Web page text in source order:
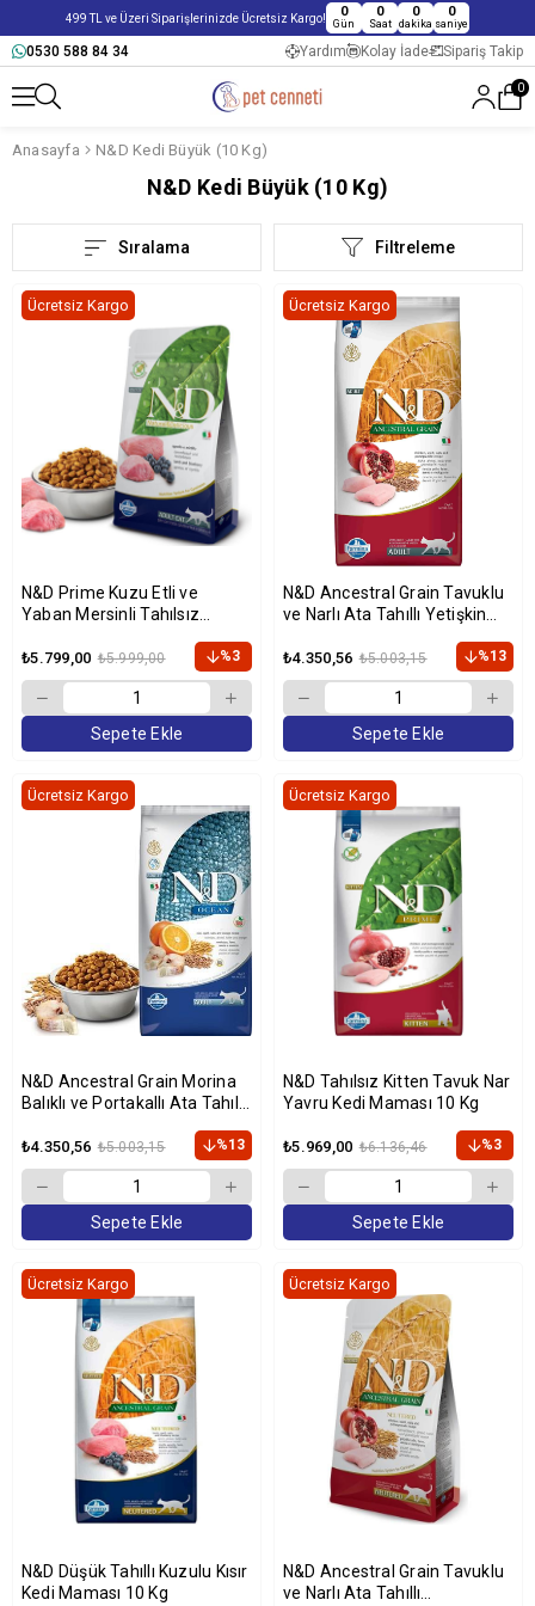
499 TL ve Üzeri Siparişlerinizde Ücretsiz Kargo! 0
Gün
0
Saat
0
dakika
0
saniye
0530 588 84 34 Yardım Kolay İade Sipariş Takip
0
Anasayfa N&D Kedi Büyük (10 Kg)
N&D Kedi Büyük (10 Kg)
Filtreleme
Sıralama
N&D Prime Kuzu Etli ve
Yaban Mersinli Tahılsız
₺5.799,00 ₺5.999,00 %3
Ücretsiz Kargo
Sepete Ekle
N&D Ancestral Grain Tavuklu
ve Narlı Ata Tahıllı Yetişkin
₺4.350,56 ₺5.003,15 %13
Ücretsiz Kargo
Sepete Ekle
N&D Ancestral Grain Morina
Balıklı ve Portakallı Ata Tahıllı
₺4.350,56 ₺5.003,15 %13
Ücretsiz Kargo
Sepete Ekle
N&D Tahılsız Kitten Tavuk Nar
Yavru Kedi Maması 10 Kg
₺5.969,00 ₺6.136,46 %3
Ücretsiz Kargo
Sepete Ekle
N&D Düşük Tahıllı Kuzulu Kısır
Kedi Maması 10 Kg
Ücretsiz Kargo
N&D Ancestral Grain Tavuklu
ve Narlı Ata Tahıllı
Ücretsiz Kargo